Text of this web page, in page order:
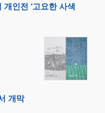
개인전 ‘고요한 사색
개막